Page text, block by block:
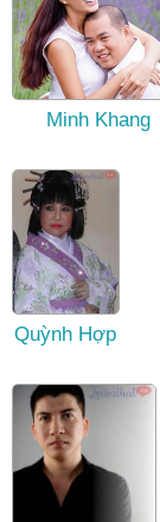
Minh Khang
Quỳnh Hợp